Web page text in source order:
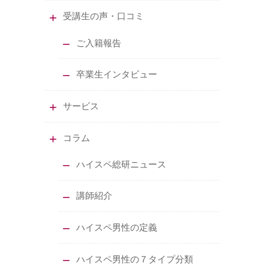
受講生の声・口コミ
ご入籍報告
卒業生インタビュー
サービス
コラム
ハイスペ総研ニュース
講師紹介
ハイスペ男性の定義
ハイスペ男性の７タイプ分類